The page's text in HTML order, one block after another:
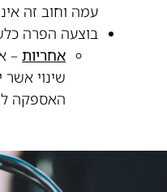
עמה וחוב זה
בוצעה הפרה
אחריות–
שינוי אשר
האספקה